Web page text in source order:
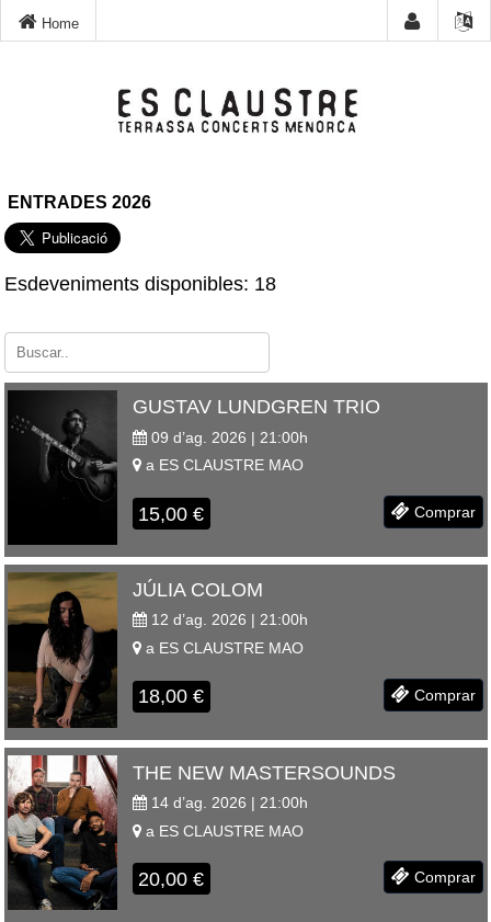
Home
ENTRADES 2026
Esdeveniments disponibles: 18
GUSTAV LUNDGREN TRIO
09 d’ag. 2026 | 21:00h
a ES CLAUSTRE MAO
15,00 € Comprar
JÚLIA COLOM
12 d’ag. 2026 | 21:00h
a ES CLAUSTRE MAO
18,00 € Comprar
THE NEW MASTERSOUNDS
14 d’ag. 2026 | 21:00h
a ES CLAUSTRE MAO
20,00 € Comprar